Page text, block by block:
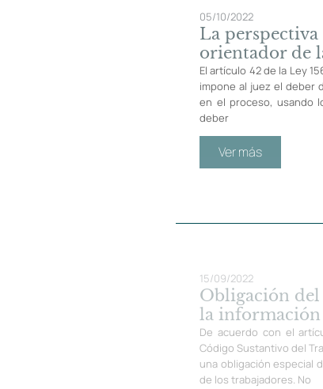
05/10/2022
La
orientador de
El artículo 42 de la Ley
impone al juez el deber
en el proceso, usando
deber
Ver más
15/09/2022
Obligación del
la información
De acuerdo con el
Código Sustantivo del
una obligación especial
de los trabajadores. No